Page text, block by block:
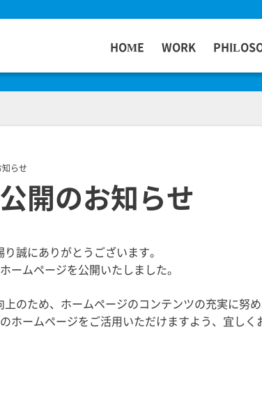
HOME WORK
らせ
開のお知らせ
誠にありがとうございます。
ームページを公開いたしました。
のため、ホームページのコンテンツの充実に努
ホームページをご活用いただけますよう、宜しく